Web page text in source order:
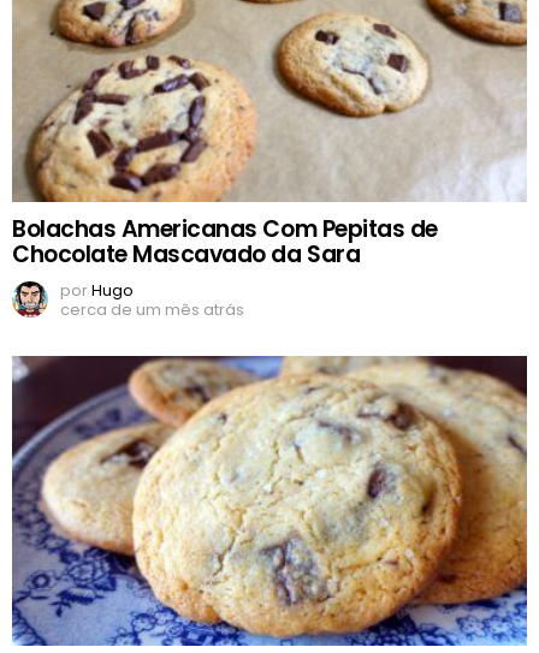
Bolachas Americanas Com Pepitas de
Chocolate Mascavado da Sara
porHugo
cerca de um mês atrás